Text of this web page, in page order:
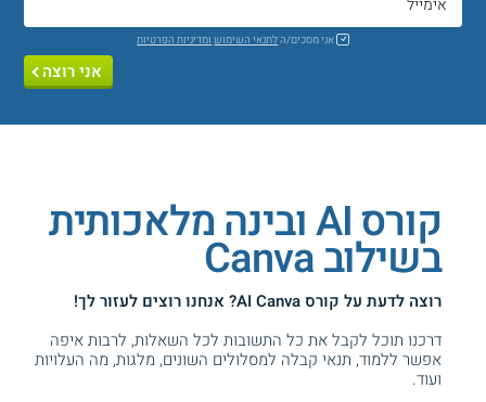
אני מסכים/הלתנאי השימוש ומדיניות הפרטיות
אני רוצה
קורס AI ובינה מלאכותית
בשילוב Canva
רוצה לדעת על קורס AI Canva
? אנחנו רוצים לעזור לך!
דרכנו תוכל לקבל את כל התשובות לכל השאלות, לרבות איפה
אפשר ללמוד, תנאי קבלה למסלולים השונים, מלגות, מה העלויות
ועוד.